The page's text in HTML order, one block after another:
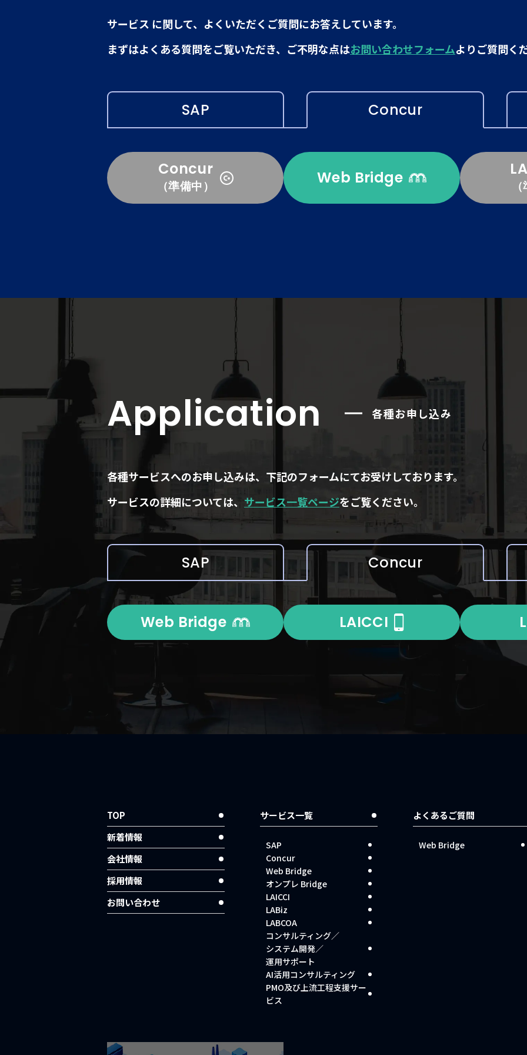
サービス に関して、よくいただくご質問にお答えしています。
まずはよくある質問をご覧いただき、ご不明な点はお問い合わせフォームよりご質問く
SAP Concur
Concur
（準備中） Web Bridge
Application 各種お申し込み
各種サービスへのお申し込みは、下記のフォームにてお受けしております。
サービスの詳細については、 サービス一覧ページをご覧ください。
SAP Concur
Web Bridge LAICCI
TOP
新着情報
会社情報
採用情報
お問い合わせ
サービス一覧
SAP
Concur
Web Bridge
オンプレ Bridge
LAICCI
LABiz
LABCOA
コンサルティング／
システム開発／
運用サポート
AI活用コンサルティング
PMO及び上流工程支援サー
ビス
よくあるご質問
Web Bridge